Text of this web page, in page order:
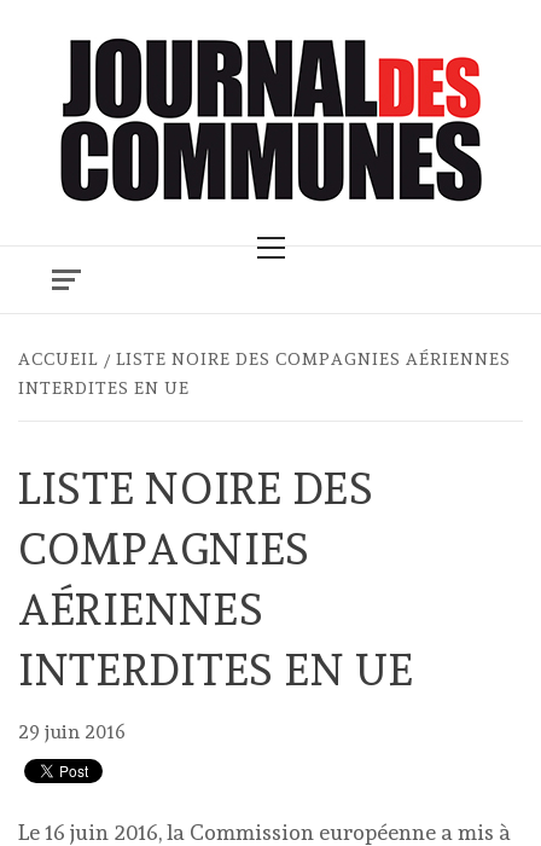
Menu
ACCUEIL
LISTE NOIRE DES COMPAGNIES AÉRIENNES
INTERDITES EN UE
LISTE NOIRE DES
COMPAGNIES
AÉRIENNES
INTERDITES EN UE
29 juin 2016
Le 16 juin 2016, la Commission européenne a mis à